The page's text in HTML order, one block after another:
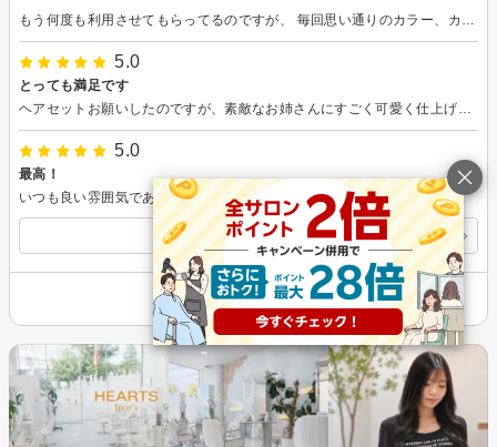
もう何度も利用させてもらってるのですが、 毎回思い通りのカラー、カットをしてもらえます！ どんな髪型にしていいかわからない時も 色々提案して頂いて、自分ではイメージできなかった素敵な髪型にしてもらえました。 接客もとても丁寧で、ずっと通いたいと思える美容院です！
5.0
とっても満足です
ヘアセットお願いしたのですが、素敵なお姉さんにすごく可愛く仕上げてもらいました！！とっても満足です！！本当にありがとうございました。
5.0
最高！
いつも良い雰囲気でありがとうございます。
すべての口コミを見る
その他の情報を表示